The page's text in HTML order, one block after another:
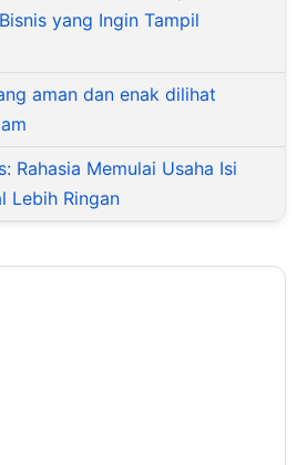
yang Ingin Tampil
aman dan enak dilihat
Rahasia Memulai Usaha Isi
Lebih Ringan